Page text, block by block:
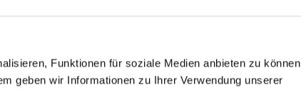
Funktionen für soziale Medien anbieten zu können
geben wir Informationen zu Ihrer Verwendung unserer